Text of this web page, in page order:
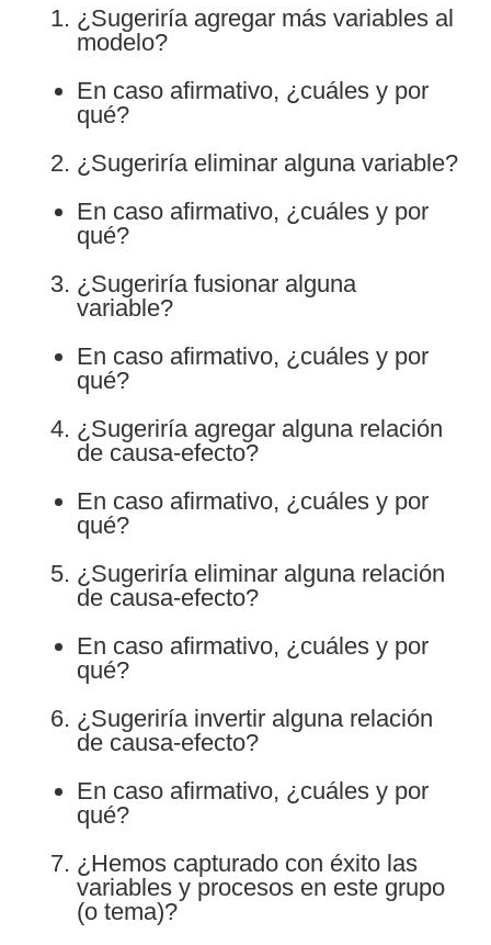
¿Sugeriría agregar más variables al
modelo?
En caso afirmativo, ¿cuáles y por
qué?
¿Sugeriría eliminar alguna variable?
En caso afirmativo, ¿cuáles y por
qué?
¿Sugeriría fusionar alguna
variable?
En caso afirmativo, ¿cuáles y por
qué?
¿Sugeriría agregar alguna relación
de causa-efecto?
En caso afirmativo, ¿cuáles y por
qué?
¿Sugeriría eliminar alguna relación
de causa-efecto?
En caso afirmativo, ¿cuáles y por
qué?
¿Sugeriría invertir alguna relación
de causa-efecto?
En caso afirmativo, ¿cuáles y por
qué?
¿Hemos capturado con éxito las
variables y procesos en este grupo
(o tema)?